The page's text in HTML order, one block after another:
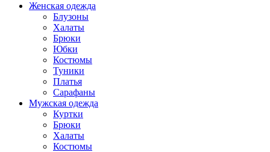
Женская одежда
Блузоны
Халаты
Брюки
Юбки
Костюмы
Туники
Платья
Сарафаны
Мужская одежда
Куртки
Брюки
Халаты
Костюмы